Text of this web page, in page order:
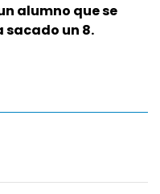
alumno que se
sacado un 8.